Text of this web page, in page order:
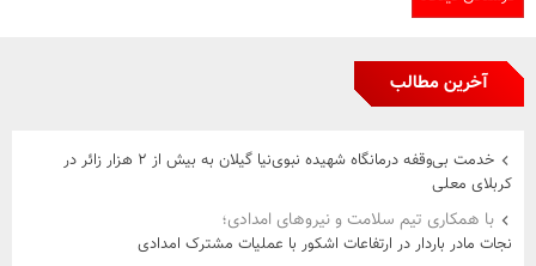
آخرین مطالب
خدمت بی‌وقفه درمانگاه شهیده نبوی‌نیا گیلان به بیش از ۲ هزار زائر در
کربلای معلی
با همکاری تیم سلامت و نیروهای امدادی؛
نجات مادر باردار در ارتفاعات اشکور با عملیات مشترک امدادی